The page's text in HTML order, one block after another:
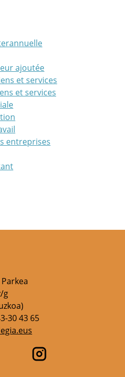
ajoutée
et services
et services
entreprises
g
30 43 65